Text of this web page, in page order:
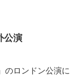
公演
のロンドン公演に